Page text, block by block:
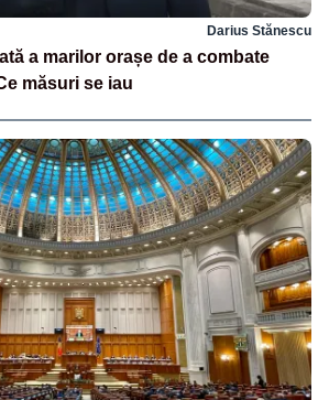
Darius Stănescu
a marilor orașe de a combate
măsuri se iau